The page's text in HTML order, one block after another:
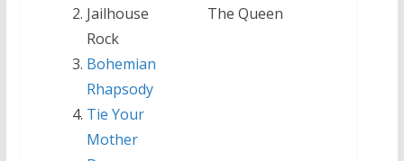
Jailhouse
Rock
Bohemian
Rhapsody
Tie Your
Mother
The Queen